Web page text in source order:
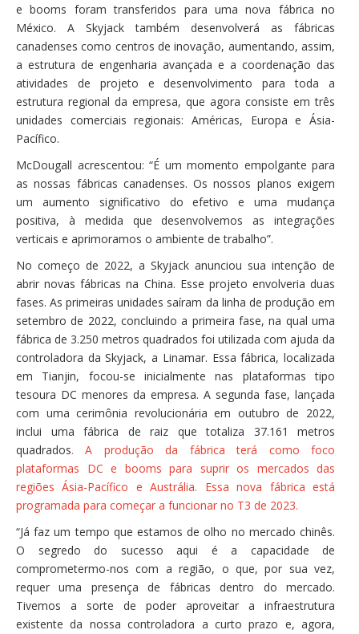
e booms foram transferidos para uma nova fábrica no
México. A Skyjack também desenvolverá as fábricas
canadenses como centros de inovação, aumentando, assim,
a estrutura de engenharia avançada e a coordenação das
atividades de projeto e desenvolvimento para toda a
estrutura regional da empresa, que agora consiste em três
unidades comerciais regionais: Américas, Europa e Ásia-
Pacífico.
McDougall acrescentou: “É um momento empolgante para
as nossas fábricas canadenses. Os nossos planos exigem
um aumento significativo do efetivo e uma mudança
positiva, à medida que desenvolvemos as integrações
verticais e aprimoramos o ambiente de trabalho”.
No começo de 2022, a Skyjack anunciou sua intenção de
abrir novas fábricas na China. Esse projeto envolveria duas
fases. As primeiras unidades saíram da linha de produção em
setembro de 2022, concluindo a primeira fase, na qual uma
fábrica de 3.250 metros quadrados foi utilizada com ajuda da
controladora da Skyjack, a Linamar. Essa fábrica, localizada
em Tianjin, focou-se inicialmente nas plataformas tipo
tesoura DC menores da empresa. A segunda fase, lançada
com uma cerimônia revolucionária em outubro de 2022,
inclui uma fábrica de raiz que totaliza 37.161 metros
quadrados. A produção da fábrica terá como foco
plataformas DC e booms para suprir os mercados das
regiões Ásia-Pacífico e Austrália. Essa nova fábrica está
programada para começar a funcionar no T3 de 2023.
“Já faz um tempo que estamos de olho no mercado chinês.
O segredo do sucesso aqui é a capacidade de
comprometermo-nos com a região, o que, por sua vez,
requer uma presença de fábricas dentro do mercado.
Tivemos a sorte de poder aproveitar a infraestrutura
existente da nossa controladora a curto prazo e, agora,